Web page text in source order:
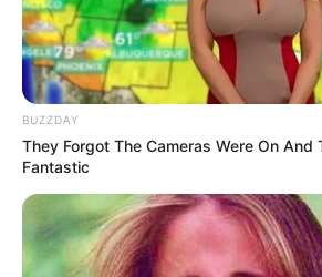
BUZZDAY
They Forgot The Cameras Were On And
Fantastic